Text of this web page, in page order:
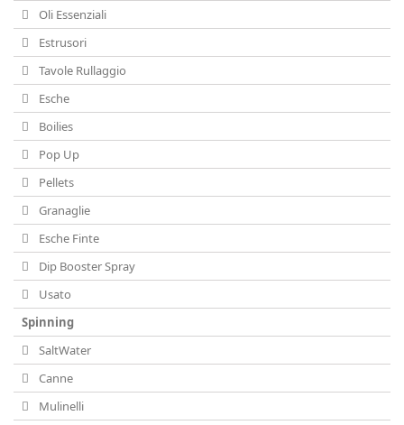
Oli Essenziali
Estrusori
Tavole Rullaggio
Esche
Boilies
Pop Up
Pellets
Granaglie
Esche Finte
Dip Booster Spray
Usato
Spinning
SaltWater
Canne
Mulinelli